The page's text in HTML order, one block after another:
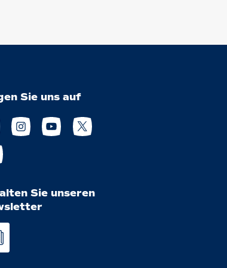
Sie uns auf
Sie unseren